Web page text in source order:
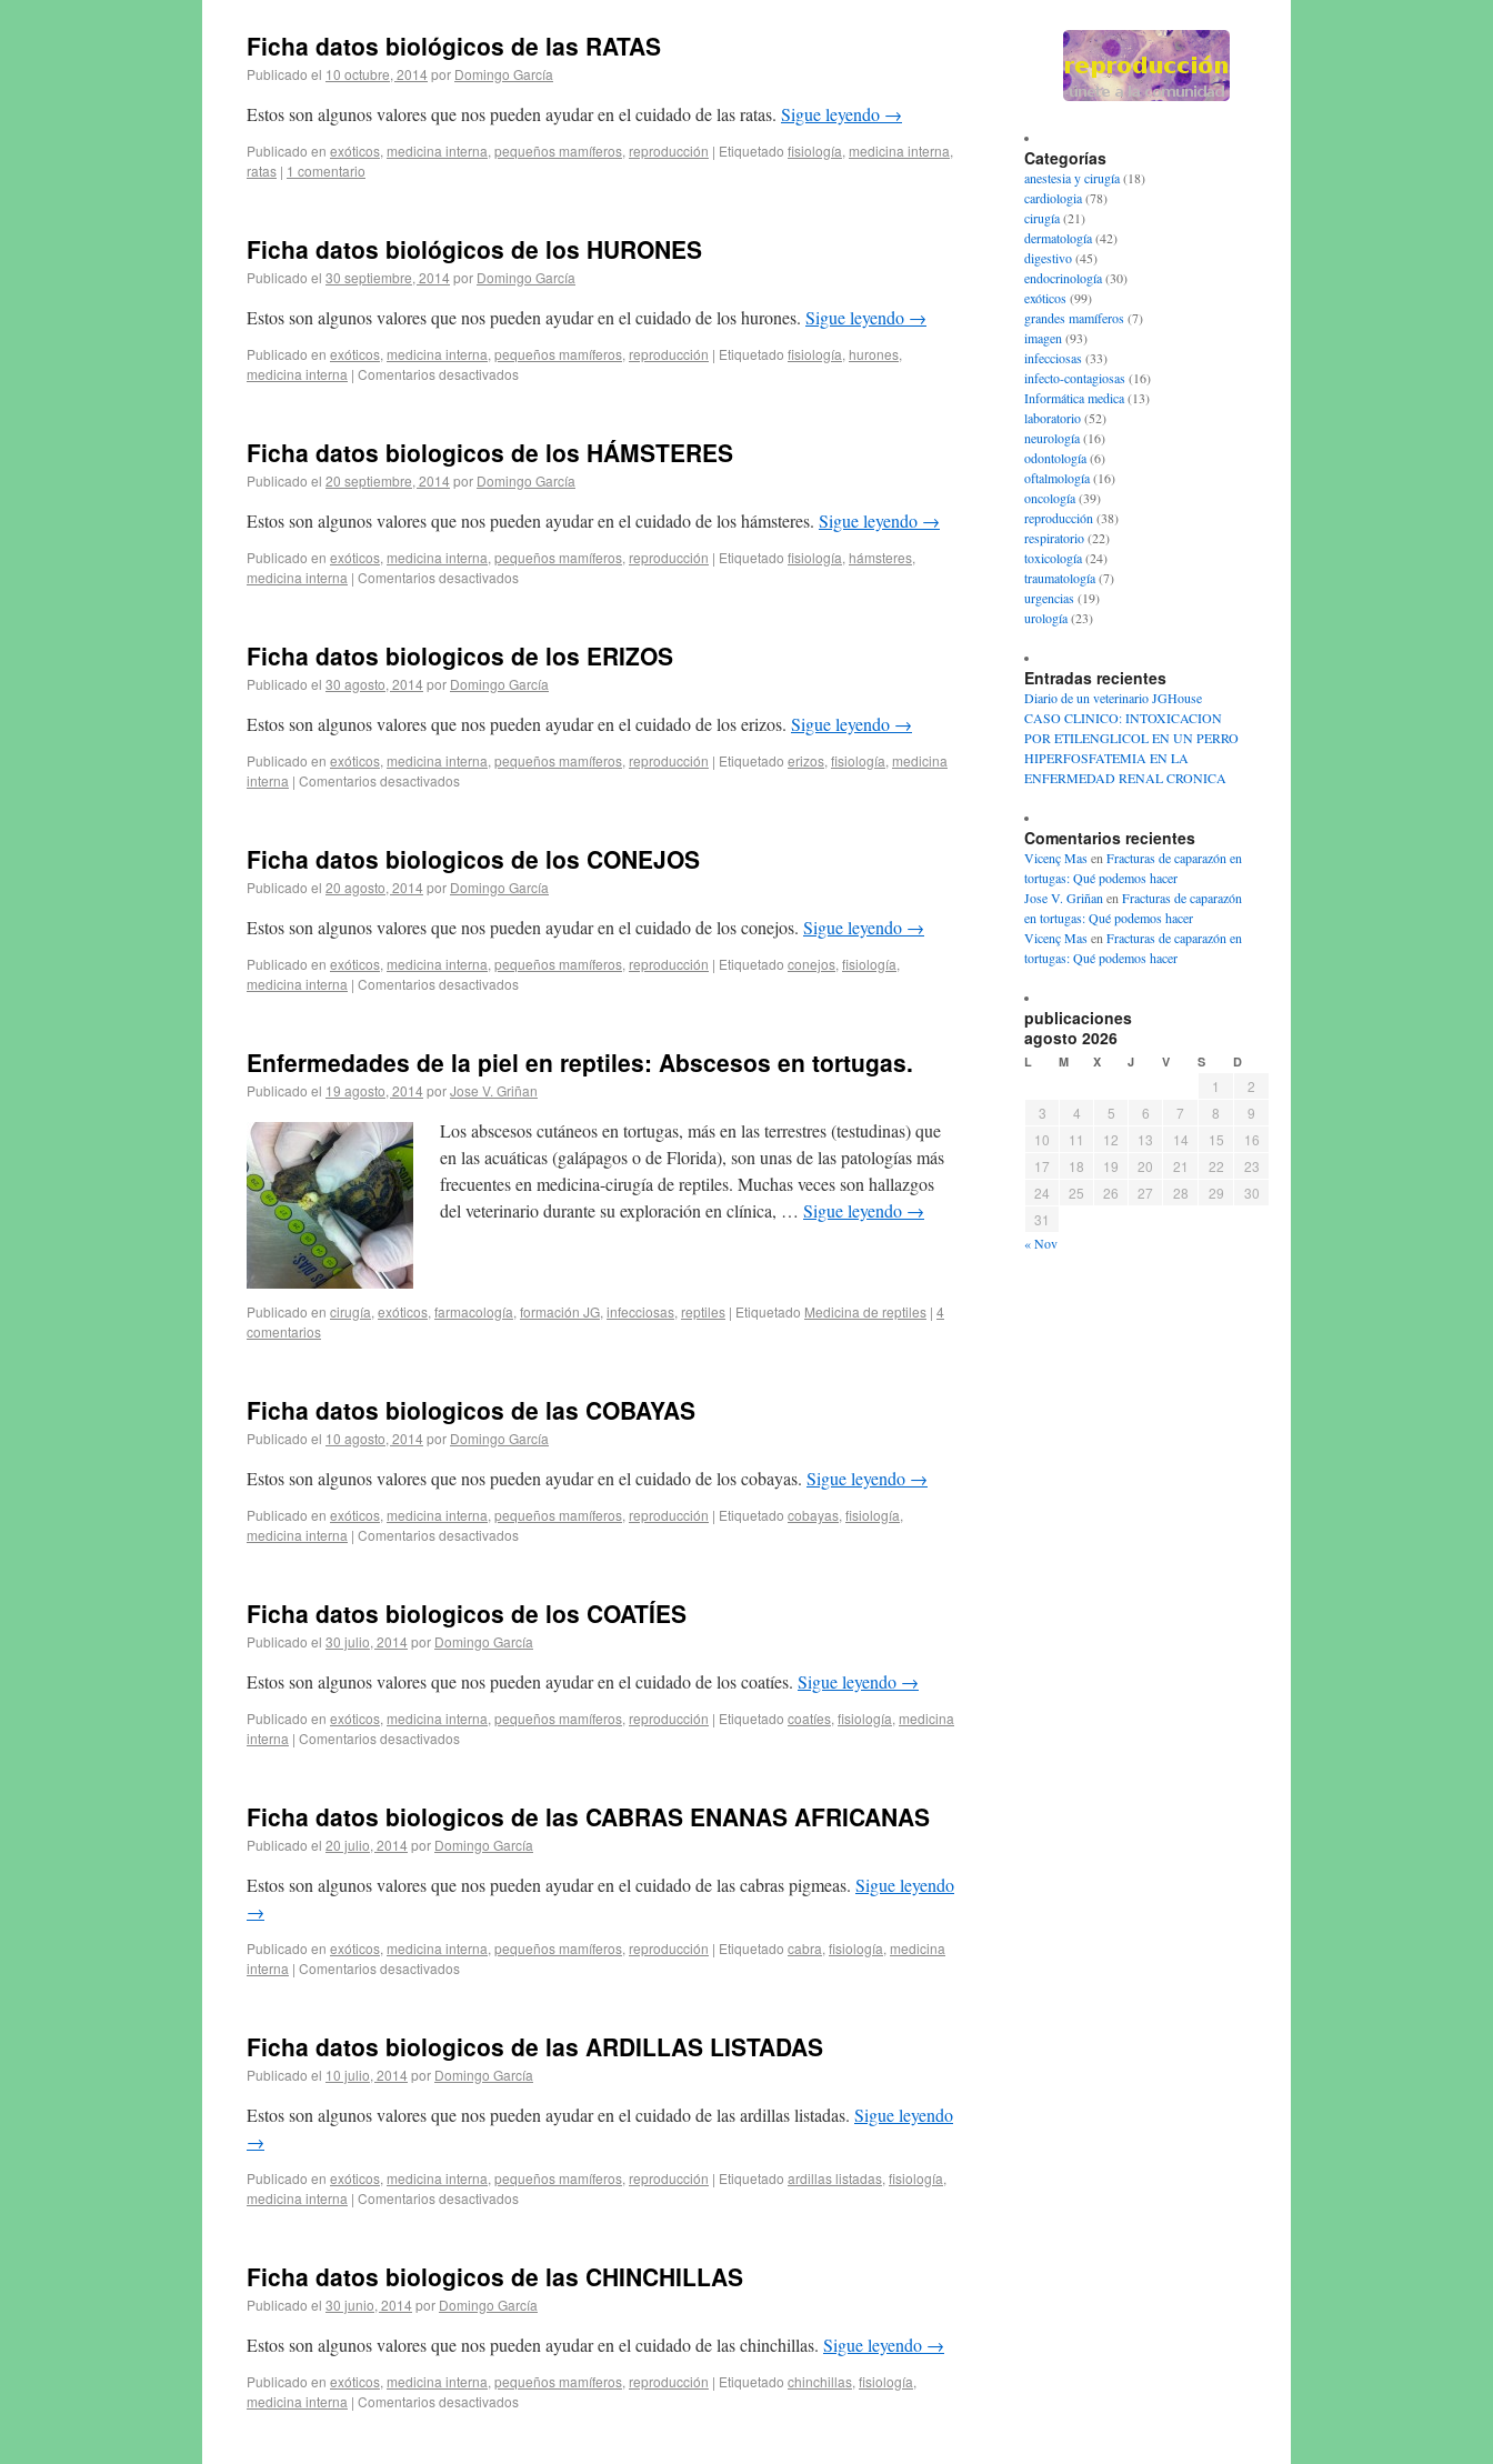
Ficha datos biológicos de las RATAS
Publicado el 10 octubre, 2014por Domingo García
Estos son algunos valores que nos pueden ayudar en el cuidado de las ratas. Sigue leyendo →
Publicado en exóticos, medicina interna, pequeños mamíferos, reproducción | Etiquetado fisiología, medicina interna,
ratas | 1 comentario
Ficha datos biológicos de los HURONES
Publicado el 30 septiembre, 2014por Domingo García
Estos son algunos valores que nos pueden ayudar en el cuidado de los hurones. Sigue leyendo →
Publicado en exóticos, medicina interna, pequeños mamíferos, reproducción | Etiquetado fisiología, hurones,
medicina interna | Comentarios desactivados
Ficha datos biologicos de los HÁMSTERES
Publicado el 20 septiembre, 2014por Domingo García
Estos son algunos valores que nos pueden ayudar en el cuidado de los hámsteres. Sigue leyendo →
Publicado en exóticos, medicina interna, pequeños mamíferos, reproducción | Etiquetado fisiología, hámsteres,
medicina interna | Comentarios desactivados
Ficha datos biologicos de los ERIZOS
Publicado el 30 agosto, 2014por Domingo García
Estos son algunos valores que nos pueden ayudar en el cuidado de los erizos. Sigue leyendo →
Publicado en exóticos, medicina interna, pequeños mamíferos, reproducción | Etiquetado erizos, fisiología, medicina
interna | Comentarios desactivados
Ficha datos biologicos de los CONEJOS
Publicado el 20 agosto, 2014por Domingo García
Estos son algunos valores que nos pueden ayudar en el cuidado de los conejos. Sigue leyendo →
Publicado en exóticos, medicina interna, pequeños mamíferos, reproducción | Etiquetado conejos, fisiología,
medicina interna | Comentarios desactivados
Enfermedades de la piel en reptiles: Abscesos en tortugas.
Publicado el 19 agosto, 2014porJose V. Griñan
Los abscesos cutáneos en tortugas, más en las terrestres (testudinas) que
en las acuáticas (galápagos o de Florida), son unas de las patologías más
frecuentes en medicina-cirugía de reptiles. Muchas veces son hallazgos
del veterinario durante su exploración en clínica, … Sigue leyendo →
Publicado en cirugía, exóticos, farmacología, formación JG, infecciosas, reptiles | Etiquetado Medicina de reptiles | 4
comentarios
Ficha datos biologicos de las COBAYAS
Publicado el 10 agosto, 2014por Domingo García
Estos son algunos valores que nos pueden ayudar en el cuidado de los cobayas. Sigue leyendo →
Publicado en exóticos, medicina interna, pequeños mamíferos, reproducción | Etiquetado cobayas, fisiología,
medicina interna | Comentarios desactivados
Ficha datos biologicos de los COATÍES
Publicado el 30 julio, 2014por Domingo García
Estos son algunos valores que nos pueden ayudar en el cuidado de los coatíes. Sigue leyendo →
Publicado en exóticos, medicina interna, pequeños mamíferos, reproducción | Etiquetado coatíes, fisiología, medicina
interna | Comentarios desactivados
Ficha datos biologicos de las CABRAS ENANAS AFRICANAS
Publicado el 20 julio, 2014por Domingo García
Estos son algunos valores que nos pueden ayudar en el cuidado de las cabras pigmeas. Sigue leyendo
→
Publicado en exóticos, medicina interna, pequeños mamíferos, reproducción | Etiquetado cabra, fisiología, medicina
interna | Comentarios desactivados
Ficha datos biologicos de las ARDILLAS LISTADAS
Publicado el 10 julio, 2014por Domingo García
Estos son algunos valores que nos pueden ayudar en el cuidado de las ardillas listadas. Sigue leyendo
→
Publicado en exóticos, medicina interna, pequeños mamíferos, reproducción | Etiquetado ardillas listadas, fisiología,
medicina interna | Comentarios desactivados
Ficha datos biologicos de las CHINCHILLAS
Publicado el 30 junio, 2014por Domingo García
Estos son algunos valores que nos pueden ayudar en el cuidado de las chinchillas. Sigue leyendo →
Publicado en exóticos, medicina interna, pequeños mamíferos, reproducción | Etiquetado chinchillas, fisiología,
medicina interna | Comentarios desactivados
Categorías
anestesia y cirugía(18)
cardiologia(78)
cirugía(21)
dermatología(42)
digestivo(45)
endocrinología(30)
exóticos(99)
grandes mamíferos(7)
imagen (93)
infecciosas(33)
infecto-contagiosas(16)
Informática medica(13)
laboratorio(52)
neurología(16)
odontología(6)
oftalmología(16)
oncología(39)
reproducción (38)
respiratorio(22)
toxicología(24)
traumatología(7)
urgencias(19)
urología(23)
Entradas recientes
Diario de un veterinario JGHouse
CASO CLINICO: INTOXICACION
POR ETILENGLICOL EN UN PERRO
HIPERFOSFATEMIA EN LA
ENFERMEDAD RENAL CRONICA
Comentarios recientes
Vicenç Masen Fracturas de caparazón en
tortugas: Qué podemos hacer
Jose V. Griñan en Fracturas de caparazón
en tortugas: Qué podemos hacer
Vicenç Masen Fracturas de caparazón en
tortugas: Qué podemos hacer
publicaciones
agosto 2026
L M X J V S D
1
2
3
4 5 6 7 8
9
10
11 12 13 14 15
16
17
18 19 20 21 22
23
24
25 26 27 28 29
30
31
« Nov